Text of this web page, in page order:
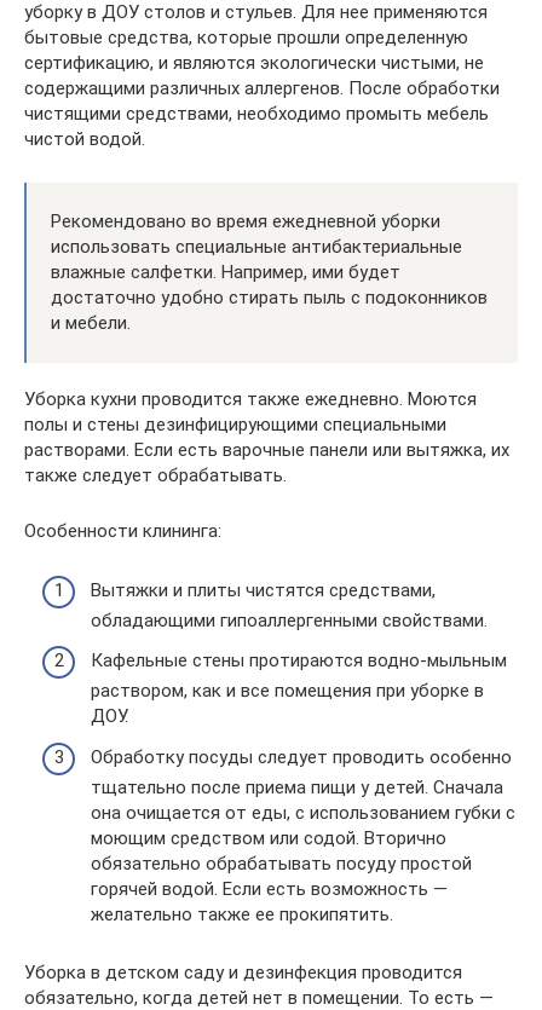
уборку в ДОУ столов и стульев. Для нее применяются
бытовые средства, которые прошли определенную
сертификацию, и являются экологически чистыми, не
содержащими различных аллергенов. После обработки
чистящими средствами, необходимо промыть мебель
чистой водой.
Рекомендовано во время ежедневной уборки
использовать специальные антибактериальные
влажные салфетки. Например, ими будет
достаточно удобно стирать пыль с подоконников
и мебели.
Уборка кухни проводится также ежедневно. Моются
полы и стены дезинфицирующими специальными
растворами. Если есть варочные панели или вытяжка, их
также следует обрабатывать.
Особенности клининга:
Вытяжки и плиты чистятся средствами,
обладающими гипоаллергенными свойствами.
Кафельные стены протираются водно-мыльным
раствором, как и все помещения при уборке в
ДОУ.
Обработку посуды следует проводить особенно
тщательно после приема пищи у детей. Сначала
она очищается от еды, с использованием губки с
моющим средством или содой. Вторично
обязательно обрабатывать посуду простой
горячей водой. Если есть возможность —
желательно также ее прокипятить.
Уборка в детском саду и дезинфекция проводится
обязательно, когда детей нет в помещении. То есть —